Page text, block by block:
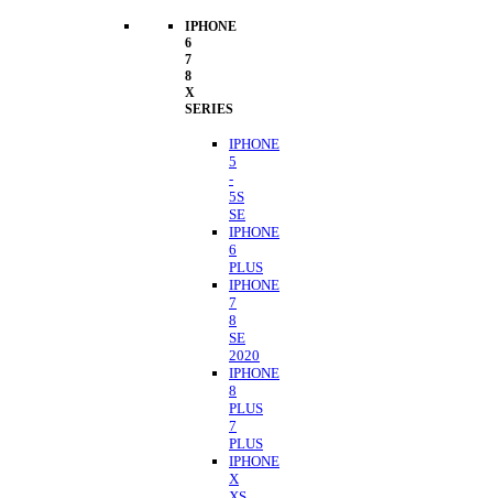
IPHONE
6
7
8
X
SERIES
IPHONE
5
-
5S
SE
IPHONE
6
PLUS
IPHONE
7
8
SE
2020
IPHONE
8
PLUS
7
PLUS
IPHONE
X